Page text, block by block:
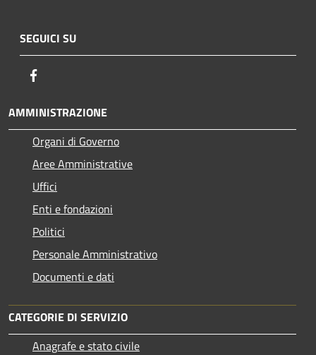
SEGUICI SU
AMMINISTRAZIONE
Organi di Governo
Aree Amministrative
Uffici
Enti e fondazioni
Politici
Personale Amministrativo
Documenti e dati
CATEGORIE DI SERVIZIO
Anagrafe e stato civile